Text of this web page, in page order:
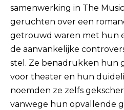
samenwerking in The
geruchten over een
getrouwd waren met hun
de aanvankelijke
stel. Ze benadrukken hun
voor theater en hun
noemden ze zelfs
vanwege hun opvallende